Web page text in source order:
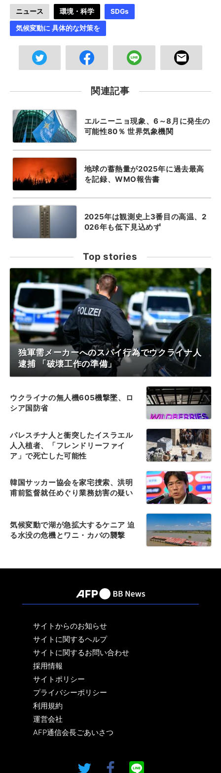
ニュース 環境・科学 SDGs
気候変動に 具体的な対策を
関連記事
エルニーニョ現象、6～8月に発生の
可能性80％ 世界気象機関
地球の蓄熱量が2025年に過去最高
を記録、WMO報告書
2025年は観測史上3番目の高温、2
026年も低下見込めず
Top stories
独軍需メーカーへのスパイ行為でウクライナ人
逮捕 「破壊工作の準備」
ウクライナの無人機605機撃墜、ロ
シア国防省
パレスチナ人と衝突したイスラエル
人入植者、「フレンドリーファイ
ア」で死亡した可能性
韓国サッカー協会を家宅捜索、洪明
甫前監督就任めぐり業務妨害の疑い
気候変動で湖が急拡大するケニア 迫
る水没の危機とワニ・カバの襲撃
サイトからのお知らせ
サイトに関するヘルプ
サイトに関するお問い合わせ
採用情報
サイトポリシー
プライバシーポリシー
利用規約
運営会社
AFP通信会長ごあいさつ